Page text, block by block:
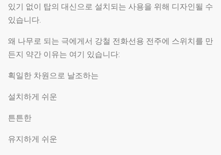
있기 없이 탑의 대신으로 설치되는 사용을 위해 디자인될 수
있습니다.
왜 나무로 되는 극에게서 강철 전화선용 전주에 스위치를 만
든지 약간 이유는 여기 있습니다:
획일한 차원으로 날조하는
설치하게 쉬운
튼튼한
유지하게 쉬운